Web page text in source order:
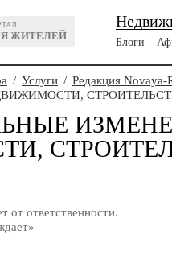
ЖИТЕЛЕЙ
Блоги
/ Услуги / Редакция Novaya-
от ответственности.